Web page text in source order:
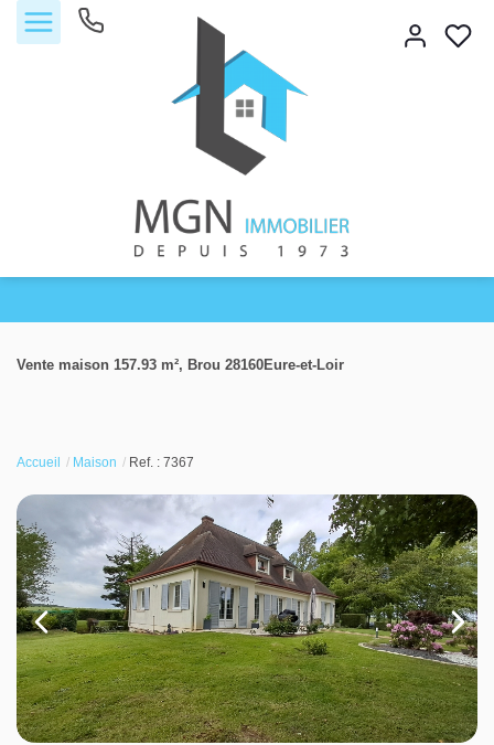
Vendre
Louer
Nos agences
Contact
Vente maison 157.93 m², Brou 28160Eure-et-Loir
Accueil Maison Ref. : 7367